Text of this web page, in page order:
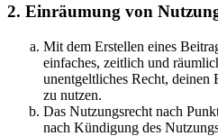
2. Einräumung von
Mit dem Erstellen eines
einfaches, zeitlich und
unentgeltliches Recht, deinen
zu nutzen.
Das Nutzungsrecht nach
nach Kündigung des